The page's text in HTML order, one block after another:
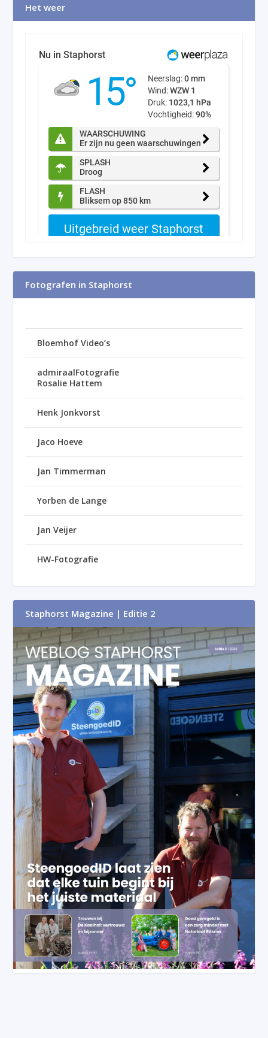
Het weer
Fotografen in Staphorst
Bloemhof Video’s
admiraalFotografie
Rosalie Hattem
Henk Jonkvorst
Jaco Hoeve
Jan Timmerman
Yorben de Lange
Jan Veijer
HW-Fotografie
Staphorst Magazine | Editie 2